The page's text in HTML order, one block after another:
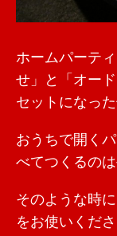
ホームパーテ
せ」と「オー
セットになっ
おうちで開く
べてつくるの
そのような時
をお使いくださ